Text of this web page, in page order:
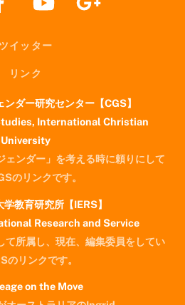
ツイッター
リンク
ダー研究センター【CGS】
International Christian
University
ェンダー」を考える時に頼りにして
のリンクです。
教育研究所【IERS】
Research and Service
て所属し、現在、編集委員をしてい
のリンクです。
on the Move